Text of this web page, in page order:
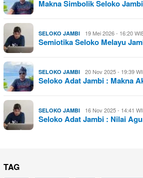
Makna Simbolik Seloko
SELOKO JAMBI 19 Mei 2026 - 16:20
Semiotika Seloko Melayu
SELOKO JAMBI 20 Nov 2025 - 19:39
Seloko Adat Jambi : Makna
SELOKO JAMBI 16 Nov 2025 - 14:41
Seloko Adat Jambi : Nilai
TAG